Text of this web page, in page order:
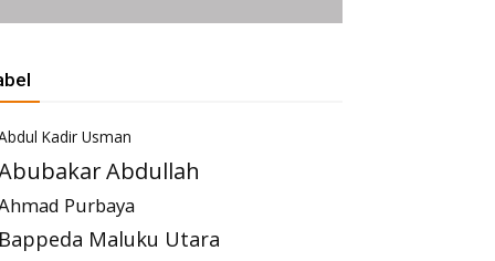
Kadir Usman
Abdullah
Purbaya
Maluku Utara